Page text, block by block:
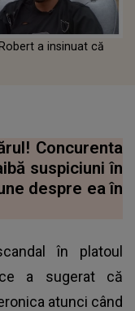
a insinuat că
Concurenta
suspiciuni în
despre ea în
în platoul
ce a sugerat că
atunci când